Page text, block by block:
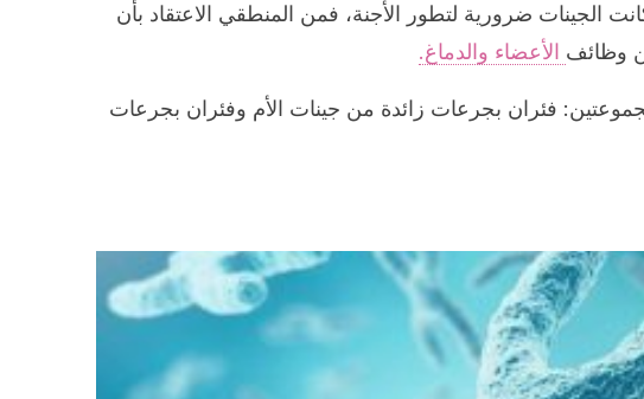
الجينات ضرورية لتطور الأجنة، فمن المنطقي الاعتقاد بأن
وظائف الأعضاء والدماغ.
فئران بجرعات زائدة من جينات الأم وفئران بجرعات